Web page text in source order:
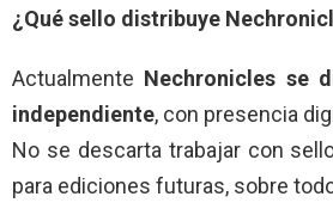
¿Qué sello distribuye
Actualmente Nechronicles se
independiente, con presencia
No se descarta trabajar con
para ediciones futuras, sobre